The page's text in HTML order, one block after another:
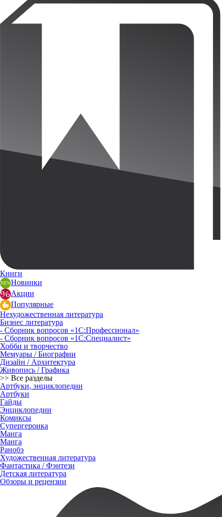
Книги
Новинки
Акции
Популярные
Нехудожественная литература
Бизнес литература
- Сборник вопросов «1С:Профессионал»
- Сборник вопросов «1С:Специалист»
Хобби и творчество
Мемуары / Биографии
Дизайн / Архитектура
Живопись / Графика
>> Все разделы
Артбуки, энциклопедии
Артбуки
Гайды
Энциклопедии
Комиксы
Супергероика
Манга
Манга
Ранобэ
Художественная литература
Фантастика / Фэнтези
Детская литература
Обзоры и рецензии